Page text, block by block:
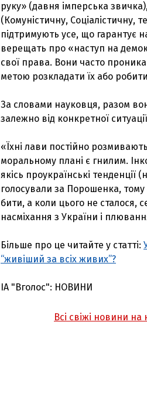
руку» (давня імперська
(Комуністичну, Соціалістичну,
підтримують усе, що гарантує
верещать про «наступ на
свої права. Вони часто
метою розкладати їх або
За словами науковця, разом
залежно від конкретної
«Їхні лави постійно
моральному плані є гнилим.
якісь проукраїнські тенденції
голосували за Порошенка, тому
бити, а коли цього не сталося,
насміхання з України і
Більше про це читайте у статті:
“живіший за всіх живих”?
ІА "Вголос": НОВИНИ
Всі свіжі новини